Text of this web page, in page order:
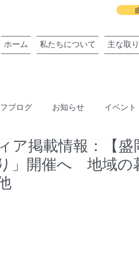
ホーム 私たちについて 主な取
ブログ お知らせ イベン
ながろうプロジェクト 盛岡町家
ア掲載情報：【
」開催へ 地域の